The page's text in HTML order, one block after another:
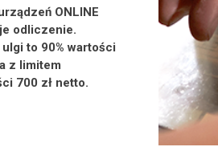
ONLINE
odliczenie.
to 90% wartości
z limitem
700 zł netto.